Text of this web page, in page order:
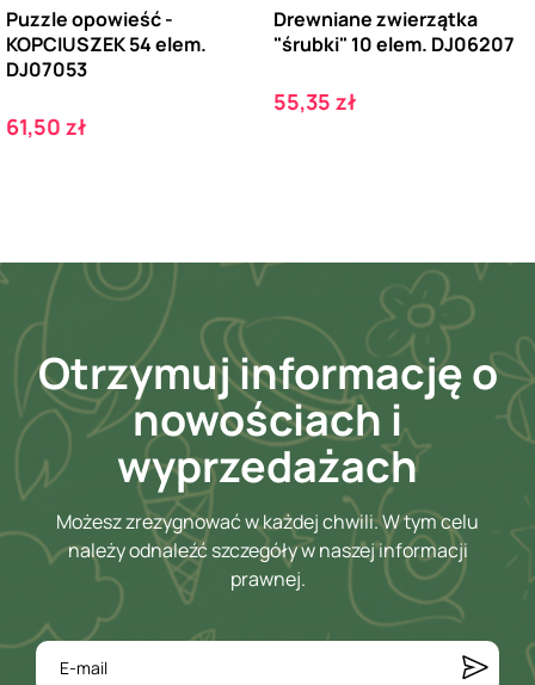
Puzzle opowieść -
KOPCIUSZEK 54 elem.
DJ07053
Cena
61,50 zł
Drewniane zwierzątka
"śrubki" 10 elem. DJ06207
Cena
55,35 zł
Otrzymuj informację o
nowościach i
wyprzedażach
Możesz zrezygnować w każdej chwili. W tym celu
należy odnaleźć szczegóły w naszej informacji
prawnej.